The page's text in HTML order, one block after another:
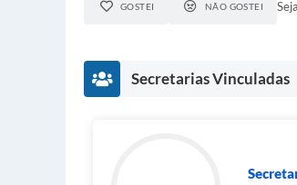
GOSTEI NÃO GOSTEI
Secretarias Vinculadas